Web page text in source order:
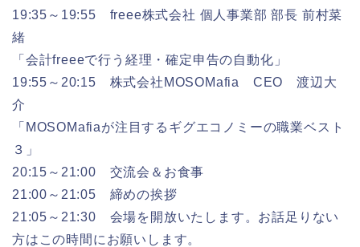
19:35～19:55 freee株式会社 個人事業部 部長 前村菜
緒
「会計freeeで行う経理・確定申告の自動化」
19:55～20:15 株式会社MOSOMafia CEO 渡辺大
介
「MOSOMafiaが注目するギグエコノミーの職業ベスト
３」
20:15～21:00 交流会＆お食事
21:00～21:05 締めの挨拶
21:05～21:30 会場を開放いたします。お話足りない
方はこの時間にお願いします。